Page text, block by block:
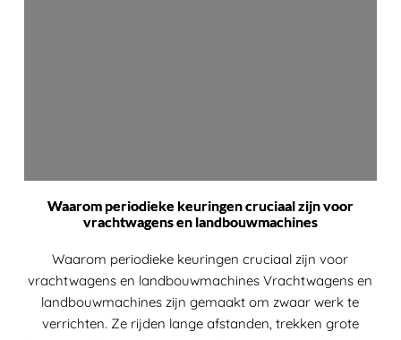
Waarom periodieke keuringen cruciaal zijn voor
vrachtwagens en landbouwmachines
Waarom periodieke keuringen cruciaal zijn voor
vrachtwagens en landbouwmachines Vrachtwagens en
landbouwmachines zijn gemaakt om zwaar werk te
verrichten. Ze rijden lange afstanden, trekken grote